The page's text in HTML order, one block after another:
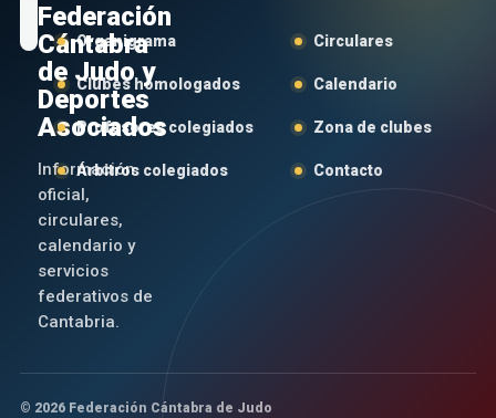
Federación
Cántabra
de Judo y
Deportes
Asociados
Información
oficial,
circulares,
calendario y
servicios
federativos de
Cantabria.
Organigrama
Clubes homologados
Profesores colegiados
Árbitros colegiados
Circulares
Calendario
Zona de clubes
Contacto
© 2026 Federación Cántabra de Judo